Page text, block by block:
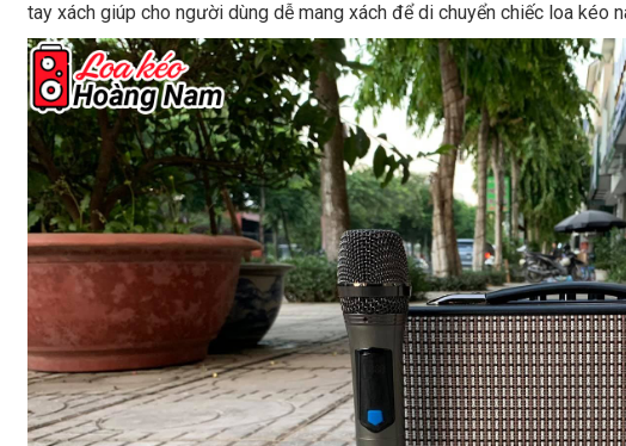
tay xách giúp cho người dùng dễ mang xách để di chuyển chiếc loa kéo